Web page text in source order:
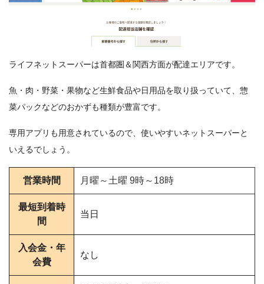
ライフネットスーパーは首都圏＆関西方面が配達エリアです。
魚・肉・野菜・果物など生鮮食品や日用品を取り扱っていて、惣
菜パックなどのおかずも種類が豊富です。
専用アプリも用意されているので、使いやすいネットスーパーと
いえるでしょう。
営業時間 月曜～土曜 9時～18時
最短到着時
間
当日
入会金・年
会費
なし